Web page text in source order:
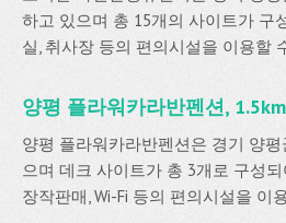
하고 있으며 총 15개의 사이트가 구
실, 취사장 등의 편의시설을 이용할
양평 플라워카라반펜션, 1.5km
양평 플라워카라반펜션은 경기 양
으며 데크 사이트가 총 3개로 구성되
장작판매, Wi-Fi 등의 편의시설을 이